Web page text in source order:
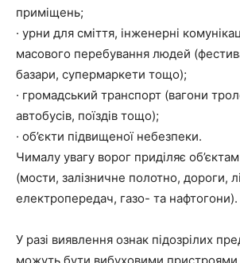
приміщень;
· урни для сміття, інженерні
масового перебування людей
базари, супермаркети тощо);
· громадський транспорт (вагони
автобусів, поїздів тощо);
· об’єкти підвищеної небезпеки.
Чималу увагу ворог приділяє
(мости, залізничне полотно, дороги,
електропередач, газо- та нафтогони).
У разі виявлення ознак підозрілих